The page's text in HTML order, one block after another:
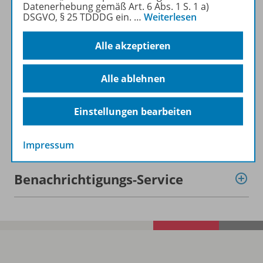
Beschreibung
Inhalte
Benachrichtigungs-Service
Datenerhebung gemäß Art. 6 Abs. 1 S. 1 a)
DSGVO, § 25 TDDDG ein. … Weiterlesen
Alle akzeptieren
Alle ablehnen
Einstellungen bearbeiten
Impressum